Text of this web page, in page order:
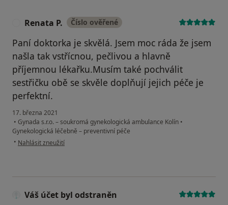
Renata P. Číslo ověřené
Paní doktorka je skvělá. Jsem moc ráda že jsem
našla tak vstřícnou, pečlivou a hlavně
příjemnou lékařku.Musím také pochválit
sestřičku obě se skvěle doplňují jejich péče je
perfektní.
17. března 2021
• Gynada s.r.o. – soukromá gynekologická ambulance Kolín •
Gynekologická léčebně – preventivní péče
• podle názoru uživatele Renata P.
Nahlásit zneužití
Váš účet byl odstraněn